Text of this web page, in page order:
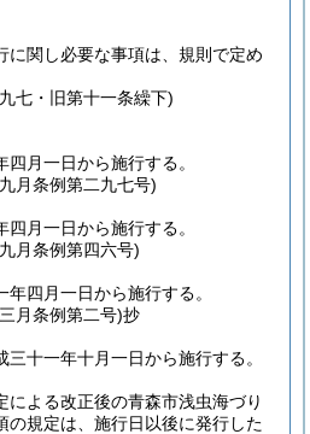
に関し必要な事項は、規則で定め
七・旧第十一条繰下)
月一日から施行する。
月条例第二九七号)
月一日から施行する。
月条例第四六号)
四月一日から施行する。
月条例第二号)抄
三十一年十月一日から施行する。
による改正後の青森市浅虫海づり
の規定は、施行日以後に発行した